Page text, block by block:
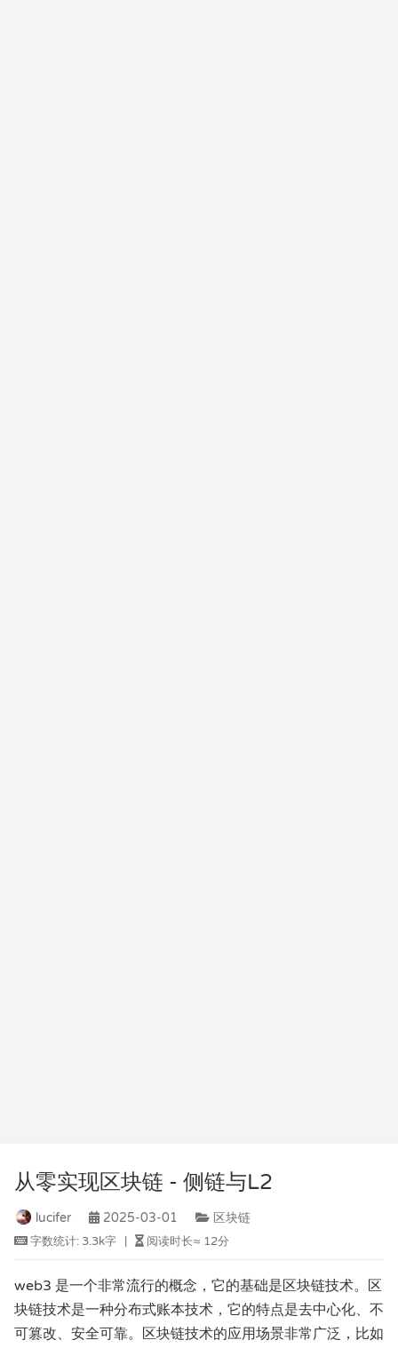
从零实现区块链 - 侧链与L2
lucifer 2025-03-01 区块链
字数统计: 3.3k字 阅读时长≈ 12分
web3 是一个非常流行的概念，它的基础是区块链技术。区
块链技术是一种分布式账本技术，它的特点是去中心化、不
可篡改、安全可靠。区块链技术的应用场景非常广泛，比如